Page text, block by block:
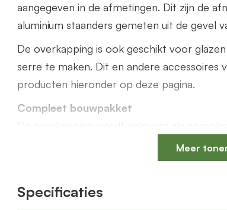
aangegeven in de afmetingen. Dit zijn de
aluminium staanders gemeten uit de gevel
De overkapping is ook geschikt voor
serre te maken. Dit en andere accessoires
producten hieronder op deze pagina.
Compleet bouwpakket
benodigde onderdelen zoals PVC
75mm, rubbers worden meegeleverd.
Offerte aanvragen
Bestel via de webshop of vraag
Meer
Specificaties